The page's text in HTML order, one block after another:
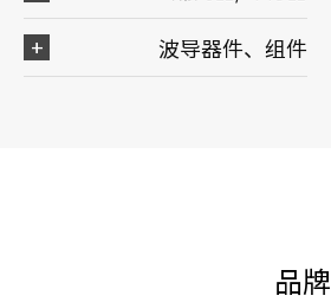
波导器件、组件
品牌